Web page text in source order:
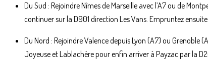
Du Sud : Rejoindre Nîmes de Marseille avec l’A7 ou de
continuer sur la D901 direction Les Vans. Empruntez
Du Nord : Rejoindre Valence depuis Lyon (A7) ou Grenoble
Joyeuse et Lablachère pour enfin arriver à Payzac par la